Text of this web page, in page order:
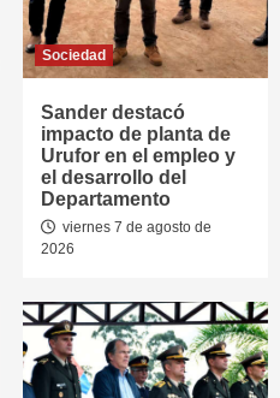
Sociedad
Sander destacó
impacto de planta de
Urufor en el empleo y
el desarrollo del
Departamento
viernes 7 de agosto de
2026